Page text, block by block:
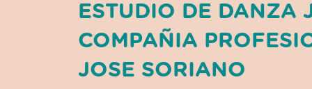
ESTUDIO DE DANZA
COMPAÑIA
JOSE SORIANO